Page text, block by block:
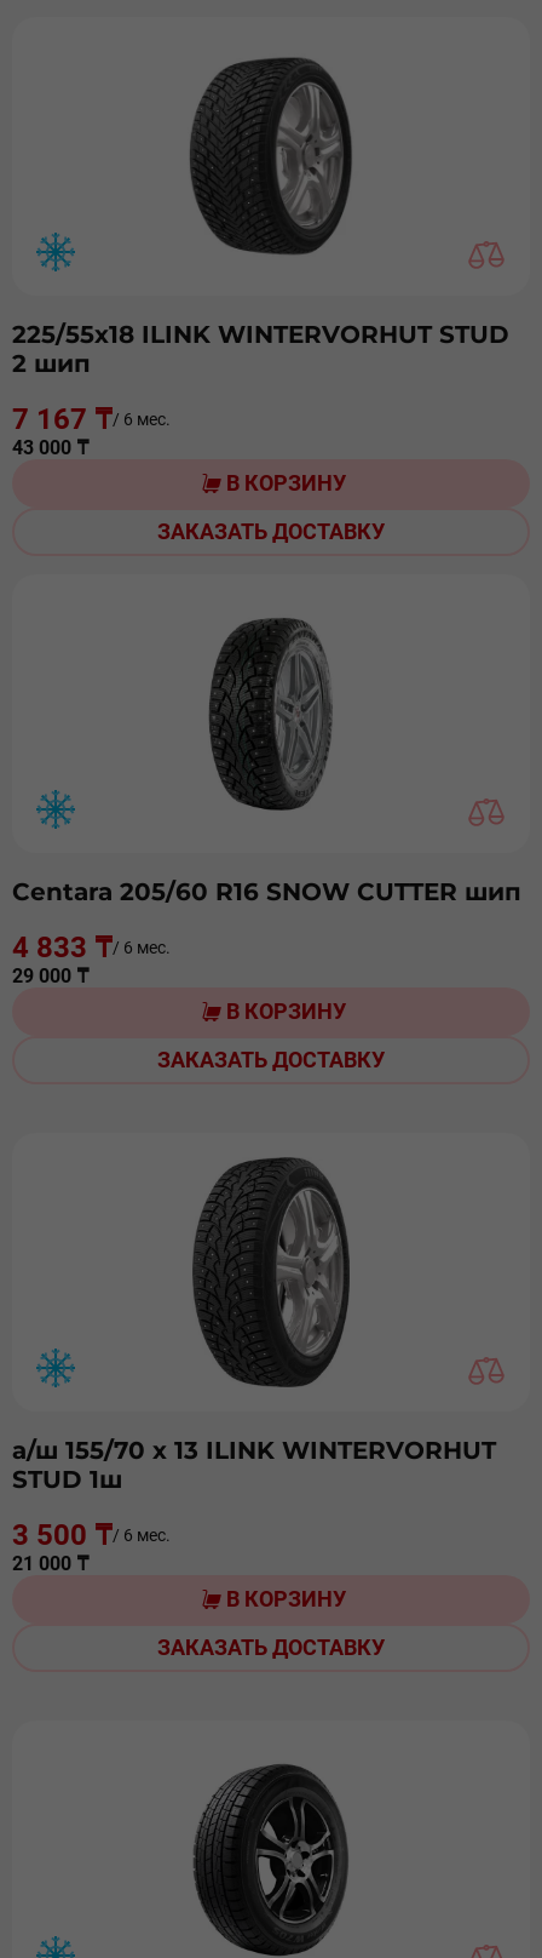
225/55х18 ILINK WINTERVORHUT STUD
2 шип
7 167 ₸/ 6 мес.
43 000 ₸
В КОРЗИНУ
ЗАКАЗАТЬ ДОСТАВКУ
Centara 205/60 R16 SNOW CUTTER шип
4 833 ₸/ 6 мес.
29 000 ₸
В КОРЗИНУ
ЗАКАЗАТЬ ДОСТАВКУ
а/ш 155/70 х 13 ILINK WINTERVORHUT
STUD 1ш
3 500 ₸/ 6 мес.
21 000 ₸
В КОРЗИНУ
ЗАКАЗАТЬ ДОСТАВКУ